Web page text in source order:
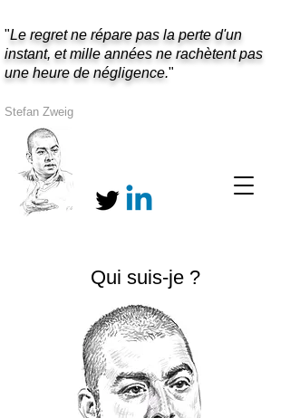
"Le regret ne répare pas la perte d'un
instant, et mille années ne rachètent pas
une heure de négligence."
Stefan Zweig
Qui suis-je ?